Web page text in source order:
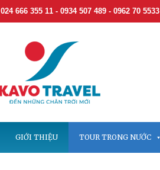
024 666 355 11 - 0934 507 489 - 0962 70 5533
GIỚI THIỆU TOUR TRONG NƯỚC